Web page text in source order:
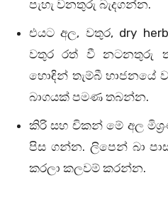
පැහැ වනතුරු බැදගන්න.
එයට අල, වතුර, dry
වතුර රත් වී නටනතුරු
හොඳින් තැම්බී භාජනයේ
බාගයක් පමණ තබන්න.
කිරි සහ චිකන් මේ අල
පිස ගන්න. ලිපෙන් බා
කරලා කලවම් කරන්න.